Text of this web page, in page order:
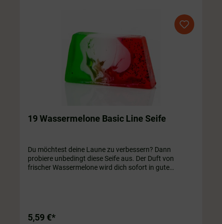
19 Wassermelone Basic Line Seife
Du möchtest deine Laune zu verbessern? Dann
probiere unbedingt diese Seife aus. Der Duft von
frischer Wassermelone wird dich sofort in gute
5,59 €*